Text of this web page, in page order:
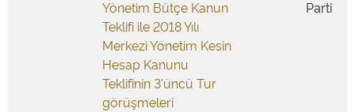
Yönetim Bütçe Kanun
Teklifi ile 2018 Yılı
Merkezi Yönetim Kesin
Hesap Kanunu
Teklifinin 3'üncü Tur
görüşmeleri
Parti